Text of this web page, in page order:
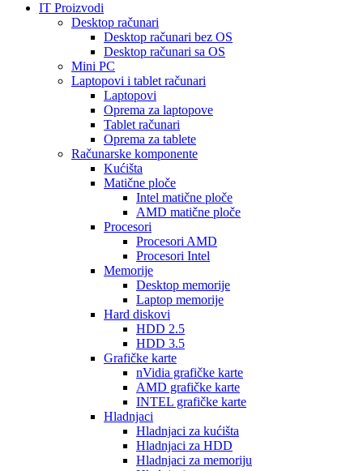
IT Proizvodi
Desktop računari
Desktop računari bez OS
Desktop računari sa OS
Mini PC
Laptopovi i tablet računari
Laptopovi
Oprema za laptopove
Tablet računari
Oprema za tablete
Računarske komponente
Kućišta
Matične ploče
Intel matične ploče
AMD matične ploče
Procesori
Procesori AMD
Procesori Intel
Memorije
Desktop memorije
Laptop memorije
Hard diskovi
HDD 2.5
HDD 3.5
Grafičke karte
nVidia grafičke karte
AMD grafičke karte
INTEL grafičke karte
Hladnjaci
Hladnjaci za kućišta
Hladnjaci za HDD
Hladnjaci za memoriju